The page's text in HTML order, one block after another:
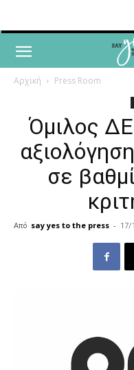
Αρχική Press Room
Όμιλος
σε
Από say yes to the press - 17/